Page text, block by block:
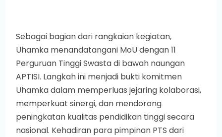
Sebagai bagian dari rangkaian kegiatan,
Uhamka menandatangani MoU dengan 11
Perguruan Tinggi Swasta di bawah naungan
APTISI. Langkah ini menjadi bukti komitmen
Uhamka dalam memperluas jejaring kolaborasi,
memperkuat sinergi, dan mendorong
peningkatan kualitas pendidikan tinggi secara
nasional. Kehadiran para pimpinan PTS dari